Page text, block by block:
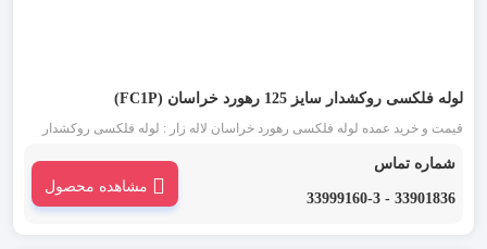
لوله فلکسی روکشدار سایز 125 رهورد خراسان (FC1P)
قیمت و خرید عمده لوله فلکسی رهورد خراسان لاله زار : لوله فلکسی روکشدار
خرطومی فلزی که به آن ها تیپ FC1P نیز گفته می شود، برای محافظت سیم و
شماره تماس
33901836 - 33999160-3
مشاهده محصول